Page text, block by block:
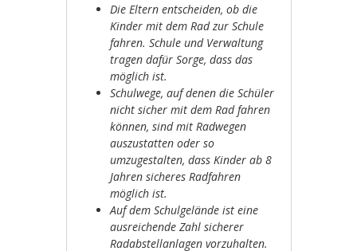
Die Eltern entscheiden, ob die
Kinder mit dem Rad zur Schule
fahren. Schule und Verwaltung
tragen dafür Sorge, dass das
möglich ist.
Schulwege, auf denen die Schüler
nicht sicher mit dem Rad fahren
können, sind mit Radwegen
auszustatten oder so
umzugestalten, dass Kinder ab 8
Jahren sicheres Radfahren
möglich ist.
Auf dem Schulgelände ist eine
ausreichende Zahl sicherer
Radabstellanlagen vorzuhalten.